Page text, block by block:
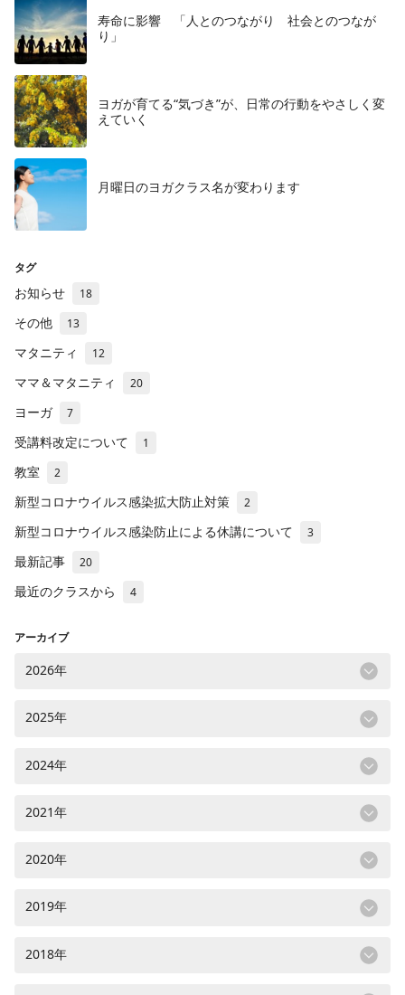
寿命に影響 「人とのつながり 社会とのつなが
り」
ヨガが育てる“気づき”が、日常の行動をやさしく変
えていく
月曜日のヨガクラス名が変わります
タグ
お知らせ 18
その他 13
マタニティ 12
ママ＆マタニティ 20
ヨーガ 7
受講料改定について 1
教室 2
新型コロナウイルス感染拡大防止対策 2
新型コロナウイルス感染防止による休講について 3
最新記事 20
最近のクラスから 4
アーカイブ
2026年
2025年
2024年
2021年
2020年
2019年
2018年